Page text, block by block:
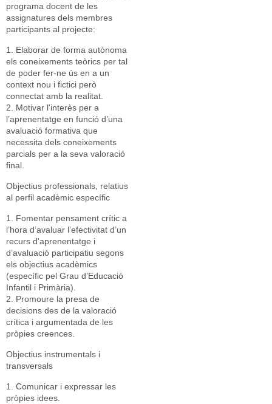
programa docent de les
assignatures dels membres
participants al projecte:
1. Elaborar de forma autònoma
els coneixements teòrics per tal
de poder fer-ne ús en a un
context nou i fictici però
connectat amb la realitat.
2. Motivar l'interès per a
l’aprenentatge en funció d’una
avaluació formativa que
necessita dels coneixements
parcials per a la seva valoració
final.
Objectius professionals, relatius
al perfil acadèmic específic
1. Fomentar pensament crític a
l’hora d’avaluar l’efectivitat d’un
recurs d'aprenentatge i
d’avaluació participatiu segons
els objectius acadèmics
(específic pel Grau d’Educació
Infantil i Primària).
2. Promoure la presa de
decisions des de la valoració
crítica i argumentada de les
pròpies creences.
Objectius instrumentals i
transversals
1. Comunicar i expressar les
pròpies idees.